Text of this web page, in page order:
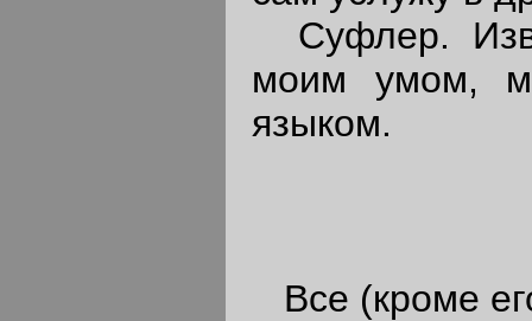
Суфлер.
моим умом,
языком.
Все (кроме